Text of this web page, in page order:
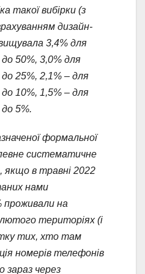
такої вибірки (з
дизайн-
3,4% для
до 50%, 3,0% для
до 25%, 2,1% – для
до 10%, 1,5% – для
до 5%.
формальної
систематичне
якщо в травні 2022
нами
проживали на
територіях (і
тих, хто там
номерів телефонів
зараз через